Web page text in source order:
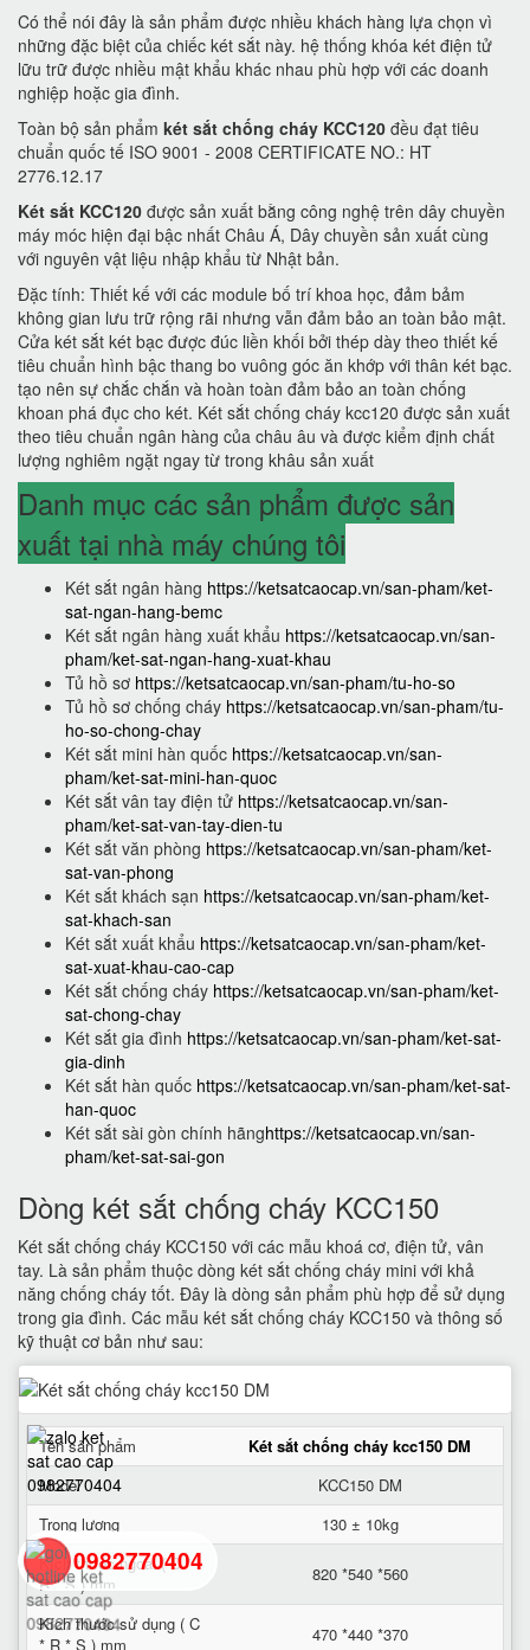
Có thể nói đây là sản phẩm được nhiều khách hàng lựa chọn vì
những đặc biệt của chiếc két sắt này. hệ thống khóa két điện tử
lữu trữ được nhiều mật khẩu khác nhau phù hợp với các doanh
nghiệp hoặc gia đình.
Toàn bộ sản phẩm két sắt chống cháy KCC120 đều đạt tiêu
chuẩn quốc tế ISO 9001 - 2008 CERTIFICATE NO.: HT
2776.12.17
Két sắt KCC120 được sản xuất bằng công nghệ trên dây chuyền
máy móc hiện đại bậc nhất Châu Á, Dây chuyền sản xuất cùng
với nguyên vật liệu nhập khẩu từ Nhật bản.
Đặc tính: Thiết kế với các module bố trí khoa học, đảm bảm
không gian lưu trữ rộng rãi nhưng vẫn đảm bảo an toàn bảo mật.
Cửa két sắt két bạc được đúc liền khối bởi thép dày theo thiết kế
tiêu chuẩn hình bậc thang bo vuông góc ăn khớp với thân két bạc.
tạo nên sự chắc chắn và hoàn toàn đảm bảo an toàn chống
khoan phá đục cho két. Két sắt chống cháy kcc120 được sản xuất
theo tiêu chuẩn ngân hàng của châu âu và được kiểm định chất
lượng nghiêm ngặt ngay từ trong khâu sản xuất
Danh mục các sản phẩm được sản
xuất tại nhà máy chúng tôi
Két sắt ngân hàng https://ketsatcaocap.vn/san-pham/ket-
sat-ngan-hang-bemc
Két sắt ngân hàng xuất khẩu https://ketsatcaocap.vn/san-
pham/ket-sat-ngan-hang-xuat-khau
Tủ hồ sơ https://ketsatcaocap.vn/san-pham/tu-ho-so
Tủ hồ sơ chống cháy https://ketsatcaocap.vn/san-pham/tu-
ho-so-chong-chay
Két sắt mini hàn quốc https://ketsatcaocap.vn/san-
pham/ket-sat-mini-han-quoc
Két sắt vân tay điện tử https://ketsatcaocap.vn/san-
pham/ket-sat-van-tay-dien-tu
Két sắt văn phòng https://ketsatcaocap.vn/san-pham/ket-
sat-van-phong
Két sắt khách sạn https://ketsatcaocap.vn/san-pham/ket-
sat-khach-san
Két sắt xuất khẩu https://ketsatcaocap.vn/san-pham/ket-
sat-xuat-khau-cao-cap
Két sắt chống cháy https://ketsatcaocap.vn/san-pham/ket-
sat-chong-chay
Két sắt gia đình https://ketsatcaocap.vn/san-pham/ket-sat-
gia-dinh
Két sắt hàn quốc https://ketsatcaocap.vn/san-pham/ket-sat-
han-quoc
Két sắt sài gòn chính hãnghttps://ketsatcaocap.vn/san-
pham/ket-sat-sai-gon
Dòng két sắt chống cháy KCC150
Két sắt chống cháy KCC150 với các mẫu khoá cơ, điện tử, vân
tay. Là sản phẩm thuộc dòng két sắt chống cháy mini với khả
năng chống cháy tốt. Đây là dòng sản phẩm phù hợp để sử dụng
trong gia đình. Các mẫu két sắt chống cháy KCC150 và thông số
kỹ thuật cơ bản như sau:
Tên sản phẩm
Két sắt chống cháy kcc150 DM
Model
KCC150 DM
Trọng lượng
130 ± 10kg
Kích thước ngoài ( C *
R * S ) mm
820 *540 *560
Kích thước sử dụng ( C
* R * S ) mm
470 *440 *370
0982770404